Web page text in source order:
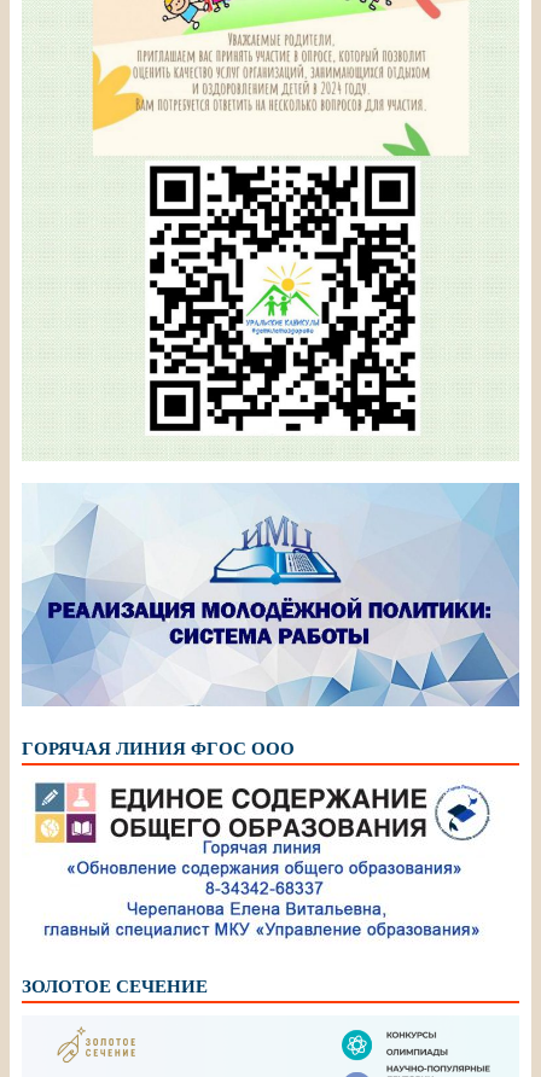
ГОРЯЧАЯ ЛИНИЯ ФГОС ООО
ЗОЛОТОЕ СЕЧЕНИЕ